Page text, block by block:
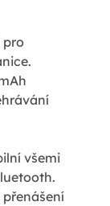
pro
všemi